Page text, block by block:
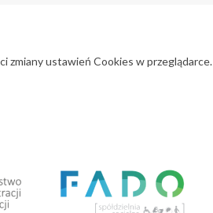
zmiany ustawień Cookies w przeglądarce.